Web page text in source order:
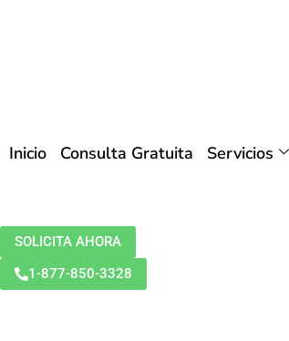
Inicio Consulta Gratuita Servicios
SOLICITA AHORA
1-877-850-3328